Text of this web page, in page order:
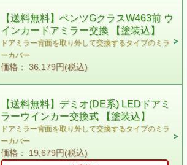
【送料無料】ベンツGクラスW463前 ウ
インカードアミラー交換 【塗装込】
ドアミラー背面を取り外して交換するタイプのミラ
ーカバー
価格： 36,179円(税込)
【送料無料】デミオ(DE系) LEDドアミ
ラーウインカー交換式 【塗装込】
ドアミラー背面を取り外して交換するタイプのミラ
ーカバー
価格： 19,679円(税込)